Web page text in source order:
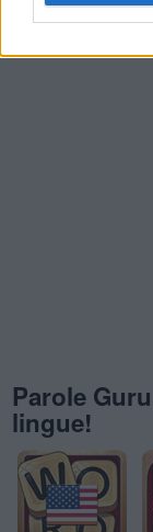
Parole
lingue!